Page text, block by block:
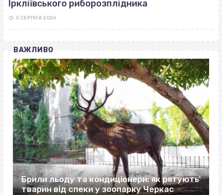
Іркліївського риборозплідника
5 СЕРПНЯ 2026
ВАЖЛИВО
Брили льоду та кондиціонери: як рятують
тварин від спеки у зоопарку Черкас